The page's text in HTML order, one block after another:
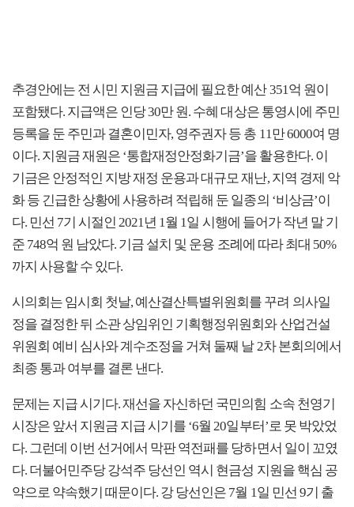
추경안에는 전 시민 지원금 지급에 필요한 예산 351억 원이
포함됐다. 지급액은 인당 30만 원. 수혜 대상은 통영시에 주민
등록을 둔 주민과 결혼이민자, 영주권자 등 총 11만 6000여 명
이다. 지원금 재원은 ‘통합재정안정화기금’을 활용한다. 이
기금은 안정적인 지방 재정 운용과 대규모 재난, 지역 경제 악
화 등 긴급한 상황에 사용하려 적립해 둔 일종의 ‘비상금’이
다. 민선 7기 시절인 2021년 1월 1일 시행에 들어가 작년 말 기
준 748억 원 남았다. 기금 설치 및 운용 조례에 따라 최대 50%
까지 사용할 수 있다.
시의회는 임시회 첫날, 예산결산특별위원회를 꾸려 의사일
정을 결정한 뒤 소관 상임위인 기획행정위원회와 산업건설
위원회 예비 심사와 계수조정을 거쳐 둘째 날 2차 본회의에서
최종 통과 여부를 결론 낸다.
문제는 지급 시기다. 재선을 자신하던 국민의힘 소속 천영기
시장은 앞서 지원금 지급 시기를 ‘6월 20일부터’로 못 박았었
다. 그런데 이번 선거에서 막판 역전패를 당하면서 일이 꼬였
다. 더불어민주당 강석주 당선인 역시 현금성 지원을 핵심 공
약으로 약속했기 때문이다. 강 당선인은 7월 1일 민선 9기 출